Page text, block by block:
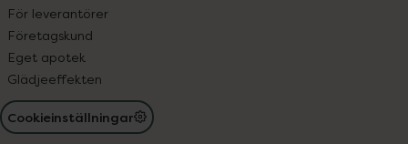
För leverantörer
Företagskund
Eget apotek
Glädjeeffekten
Cookieinställningar